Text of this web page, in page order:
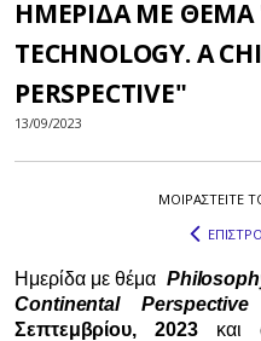
ΗΜΕΡΙΔΑ ΜΕ ΘΕΜΑ
TECHNOLOGY. A
PERSPECTIVE"
13/09/2023
ΜΟΙΡΑΣΤEIΤΕ
Ημερίδα με θέμα
Continental
Perspective
Σεπτεμβρίου, 2023και